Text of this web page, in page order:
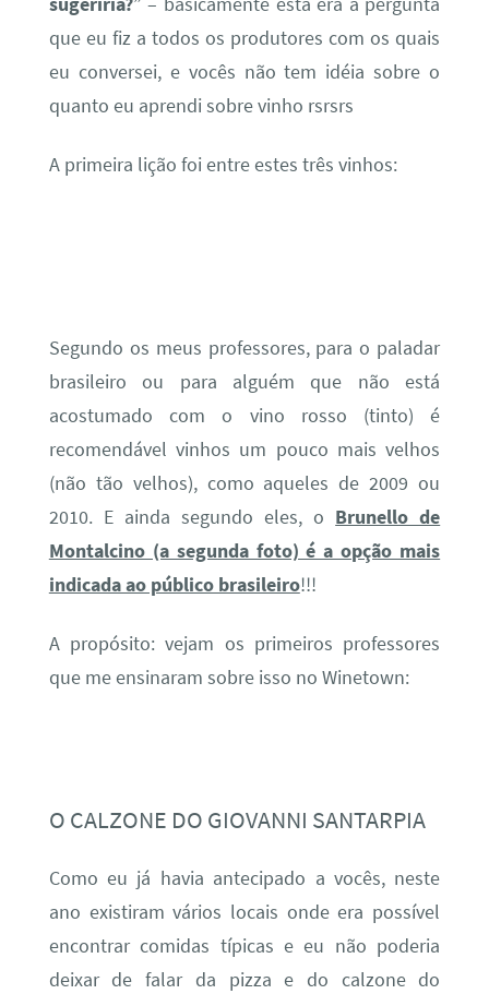
que eu fiz a todos os produtores com os quais
eu conversei, e vocês não tem idéia sobre o
quanto eu aprendi sobre vinho rsrsrs
A primeira lição foi entre estes três vinhos:
Segundo os meus professores, para o paladar
brasileiro ou para alguém que não está
acostumado com o vino rosso (tinto) é
recomendável vinhos um pouco mais velhos
(não tão velhos), como aqueles de 2009 ou
2010. E ainda segundo eles, o Brunello de
Montalcino (a segunda foto) é a opção mais
indicada ao público brasileiro!!!
A propósito: vejam os primeiros professores
que me ensinaram sobre isso no Winetown:
O CALZONE DO GIOVANNI SANTARPIA
Como eu já havia antecipado a vocês, neste
ano existiram vários locais onde era possível
encontrar comidas típicas e eu não poderia
deixar de falar da pizza e do calzone do